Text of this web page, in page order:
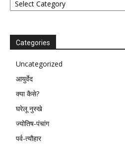
Categories
Uncategorized
आयुर्वेद
क्या कैसे?
घरेलू नुस्खे
ज्योतिष-पंचांग
पर्व-त्यौहार